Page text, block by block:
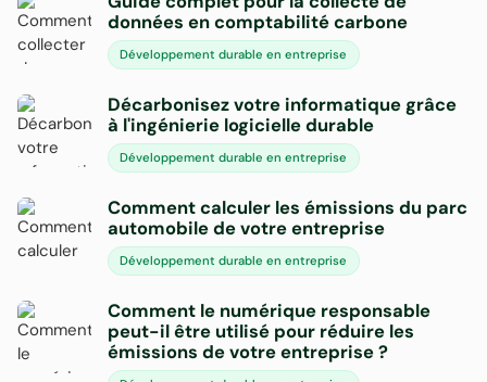
données en comptabilité carbone
Développement durable en entreprise
Décarbonisez votre informatique grâce
à l'ingénierie logicielle durable
Développement durable en entreprise
Comment calculer les émissions du parc
automobile de votre entreprise
Développement durable en entreprise
Comment le numérique responsable
peut-il être utilisé pour réduire les
émissions de votre entreprise ?